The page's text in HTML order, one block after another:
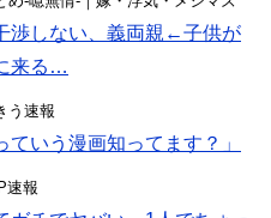
渉しない、義両親←子供が
来る…
う速報
いう漫画知ってます？」
速報